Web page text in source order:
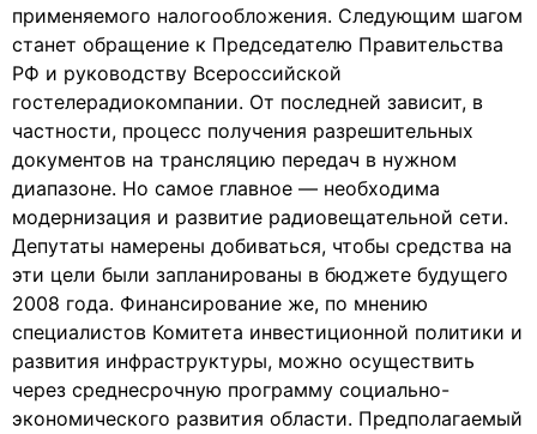
применяемого налогообложения. Следующим шагом
станет обращение к Председателю Правительства
РФ и руководству Всероссийской
гостелерадиокомпании. От последней зависит, в
частности, процесс получения разрешительных
документов на трансляцию передач в нужном
диапазоне. Но самое главное — необходима
модернизация и развитие радиовещательной сети.
Депутаты намерены добиваться, чтобы средства на
эти цели были запланированы в бюджете будущего
2008 года. Финансирование же, по мнению
специалистов Комитета инвестиционной политики и
развития инфраструктуры, можно осуществить
через среднесрочную программу социально-
экономического развития области. Предполагаемый